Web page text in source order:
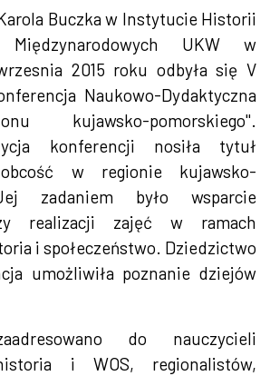
Buczka w Instytucie Historii
UKW w
2015 roku odbyła się V
Naukowo-Dydaktyczna
kujawsko-pomorskiego".
konferencji nosiła tytuł
w regionie kujawsko-
zadaniem było wsparcie
realizacji zajęć w ramach
i społeczeństwo. Dziedzictwo
umożliwiła poznanie dziejów
do nauczycieli
i WOS, regionalistów,